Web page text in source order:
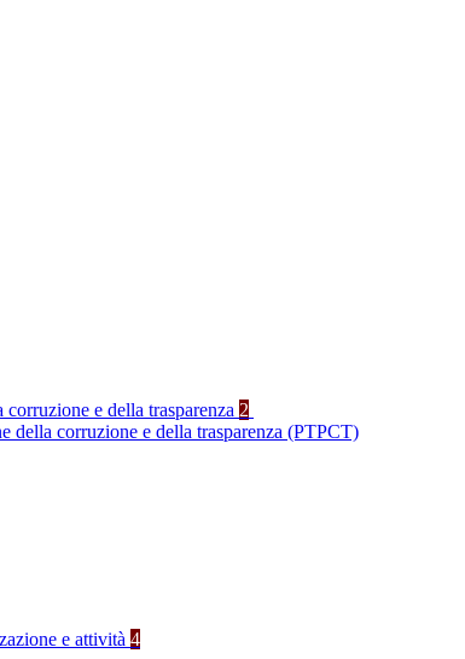
e della trasparenza 2
della corruzione e della trasparenza (PTPCT)
e attività 4